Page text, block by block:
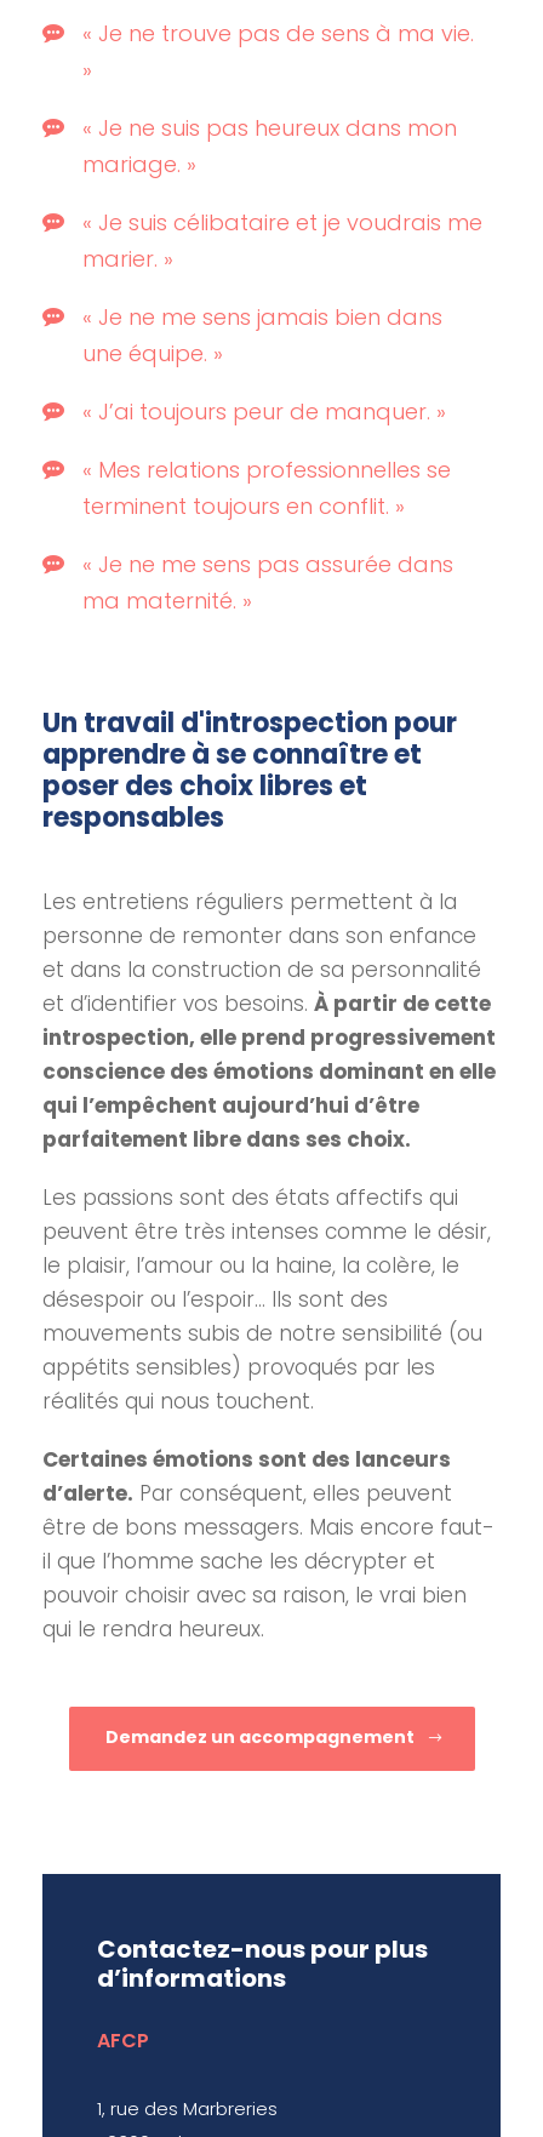
« Je ne trouve pas de sens à ma vie.
»
« Je ne suis pas heureux dans mon
mariage. »
« Je suis célibataire et je voudrais me
marier. »
« Je ne me sens jamais bien dans
une équipe. »
« J’ai toujours peur de manquer. »
« Mes relations professionnelles se
terminent toujours en conflit. »
« Je ne me sens pas assurée dans
ma maternité. »
Un travail d'introspection pour
apprendre à se connaître et
poser des choix libres et
responsables
Les entretiens réguliers permettent à la
personne de remonter dans son enfance
et dans la construction de sa personnalité
et d’identifier vos besoins. À partir de cette
introspection, elle prend progressivement
conscience des émotions dominant en elle
qui l’empêchent aujourd’hui d’être
parfaitement libre dans ses choix.
Les passions sont des états affectifs qui
peuvent être très intenses comme le désir,
le plaisir, l’amour ou la haine, la colère, le
désespoir ou l’espoir… Ils sont des
mouvements subis de notre sensibilité (ou
appétits sensibles) provoqués par les
réalités qui nous touchent.
Certaines émotions sont des lanceurs
d’alerte. Par conséquent, elles peuvent
être de bons messagers. Mais encore faut-
il que l’homme sache les décrypter et
pouvoir choisir avec sa raison, le vrai bien
qui le rendra heureux.
Demandez un accompagnement
Contactez-nous pour plus
d’informations
AFCP
1, rue des Marbreries